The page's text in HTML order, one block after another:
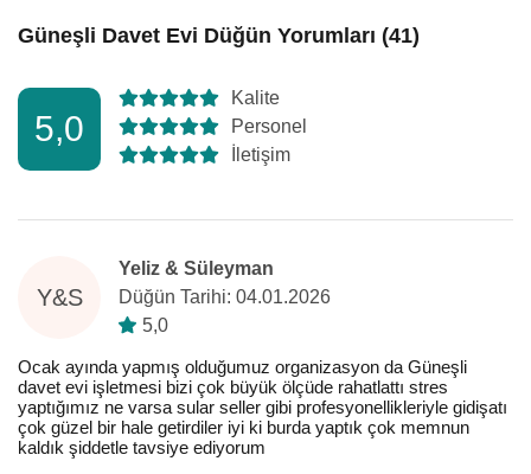
Güneşli Davet Evi Düğün Yorumları (41)
5,0
Kalite
Personel
İletişim
Y&S
Yeliz & Süleyman
Düğün Tarihi: 04.01.2026
5,0
Ocak ayında yapmış olduğumuz organizasyon da Güneşli
davet evi işletmesi bizi çok büyük ölçüde rahatlattı stres
yaptığımız ne varsa sular seller gibi profesyonellikleriyle gidişatı
çok güzel bir hale getirdiler iyi ki burda yaptık çok memnun
kaldık şiddetle tavsiye ediyorum